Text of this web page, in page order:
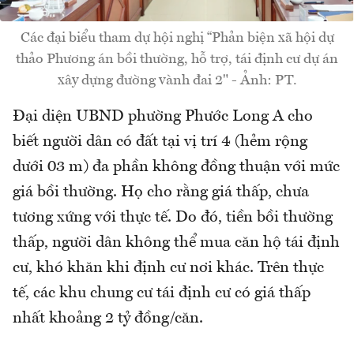
Các đại biểu tham dự hội nghị “Phản biện xã hội dự
thảo Phương án bồi thường, hỗ trợ, tái định cư dự án
xây dựng đường vành đai 2" - Ảnh: PT.
Đại diện UBND phường Phước Long A cho
biết người dân có đất tại vị trí 4 (hẻm rộng
dưới 03 m) đa phần không đồng thuận với mức
giá bồi thường. Họ cho rằng giá thấp, chưa
tương xứng với thực tế. Do đó, tiền bồi thường
thấp, người dân không thể mua căn hộ tái định
cư, khó khăn khi định cư nơi khác. Trên thực
tế, các khu chung cư tái định cư có giá thấp
nhất khoảng 2 tỷ đồng/căn.